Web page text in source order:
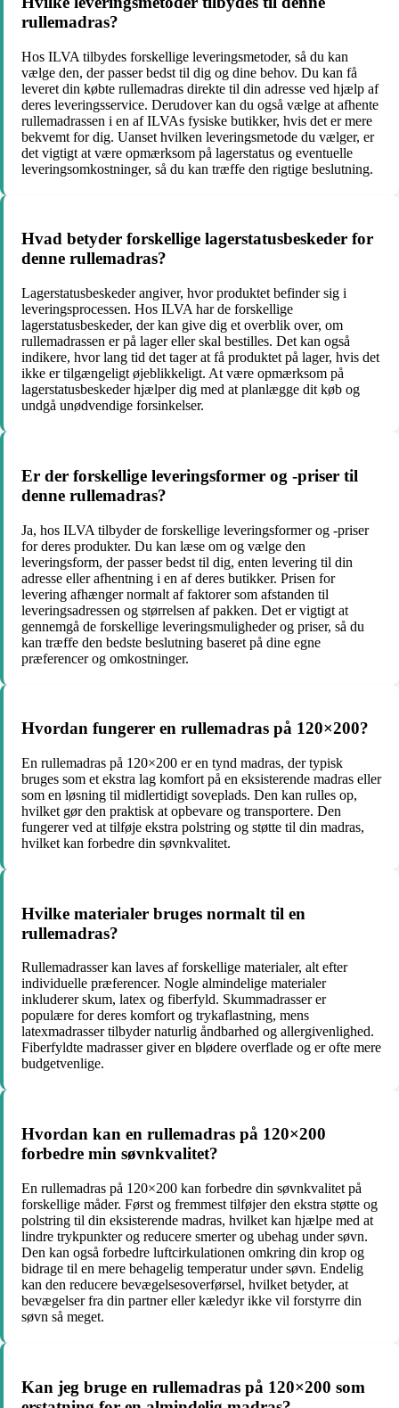
rullemadras?
Hos ILVA tilbydes forskellige leveringsmetoder, så du kan
vælge den, der passer bedst til dig og dine behov. Du kan få
leveret din købte rullemadras direkte til din adresse ved hjælp af
deres leveringsservice. Derudover kan du også vælge at afhente
rullemadrassen i en af ILVAs fysiske butikker, hvis det er mere
bekvemt for dig. Uanset hvilken leveringsmetode du vælger, er
det vigtigt at være opmærksom på lagerstatus og eventuelle
leveringsomkostninger, så du kan træffe den rigtige beslutning.
Hvad betyder forskellige lagerstatusbeskeder for
denne rullemadras?
Lagerstatusbeskeder angiver, hvor produktet befinder sig i
leveringsprocessen. Hos ILVA har de forskellige
lagerstatusbeskeder, der kan give dig et overblik over, om
rullemadrassen er på lager eller skal bestilles. Det kan også
indikere, hvor lang tid det tager at få produktet på lager, hvis det
ikke er tilgængeligt øjeblikkeligt. At være opmærksom på
lagerstatusbeskeder hjælper dig med at planlægge dit køb og
undgå unødvendige forsinkelser.
Er der forskellige leveringsformer og -priser til
denne rullemadras?
Ja, hos ILVA tilbyder de forskellige leveringsformer og -priser
for deres produkter. Du kan læse om og vælge den
leveringsform, der passer bedst til dig, enten levering til din
adresse eller afhentning i en af deres butikker. Prisen for
levering afhænger normalt af faktorer som afstanden til
leveringsadressen og størrelsen af pakken. Det er vigtigt at
gennemgå de forskellige leveringsmuligheder og priser, så du
kan træffe den bedste beslutning baseret på dine egne
præferencer og omkostninger.
Hvordan fungerer en rullemadras på 120×200?
En rullemadras på 120×200 er en tynd madras, der typisk
bruges som et ekstra lag komfort på en eksisterende madras eller
som en løsning til midlertidigt soveplads. Den kan rulles op,
hvilket gør den praktisk at opbevare og transportere. Den
fungerer ved at tilføje ekstra polstring og støtte til din madras,
hvilket kan forbedre din søvnkvalitet.
Hvilke materialer bruges normalt til en
rullemadras?
Rullemadrasser kan laves af forskellige materialer, alt efter
individuelle præferencer. Nogle almindelige materialer
inkluderer skum, latex og fiberfyld. Skummadrasser er
populære for deres komfort og trykaflastning, mens
latexmadrasser tilbyder naturlig åndbarhed og allergivenlighed.
Fiberfyldte madrasser giver en blødere overflade og er ofte mere
budgetvenlige.
Hvordan kan en rullemadras på 120×200
forbedre min søvnkvalitet?
En rullemadras på 120×200 kan forbedre din søvnkvalitet på
forskellige måder. Først og fremmest tilføjer den ekstra støtte og
polstring til din eksisterende madras, hvilket kan hjælpe med at
lindre trykpunkter og reducere smerter og ubehag under søvn.
Den kan også forbedre luftcirkulationen omkring din krop og
bidrage til en mere behagelig temperatur under søvn. Endelig
kan den reducere bevægelsesoverførsel, hvilket betyder, at
bevægelser fra din partner eller kæledyr ikke vil forstyrre din
søvn så meget.
Kan jeg bruge en rullemadras på 120×200 som